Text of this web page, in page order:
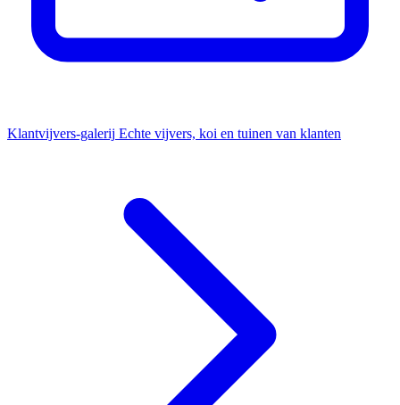
Klantvijvers-galerij Echte vijvers, koi en tuinen van klanten